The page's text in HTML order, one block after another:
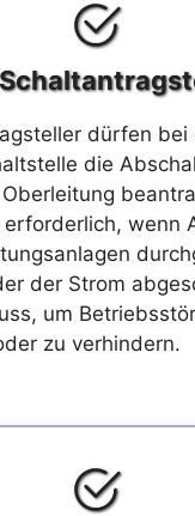
dürfen bei
die
erforderlich, wenn
der Strom
um
zu verhindern.